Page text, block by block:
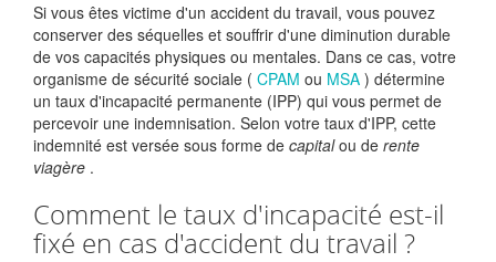
Si vous êtes victime d'un accident du travail, vous pouvez
conserver des séquelles et souffrir d'une diminution durable
de vos capacités physiques ou mentales. Dans ce cas, votre
organisme de sécurité sociale ( CPAM ou MSA ) détermine
un taux d'incapacité permanente (IPP) qui vous permet de
percevoir une indemnisation. Selon votre taux d'IPP, cette
indemnité est versée sous forme de capital ou de rente
viagère .
Comment le taux d'incapacité est-il
fixé en cas d'accident du travail ?